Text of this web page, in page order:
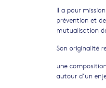
Il a pour
prévention et
mutualisation
Son originalité
une
autour d’un